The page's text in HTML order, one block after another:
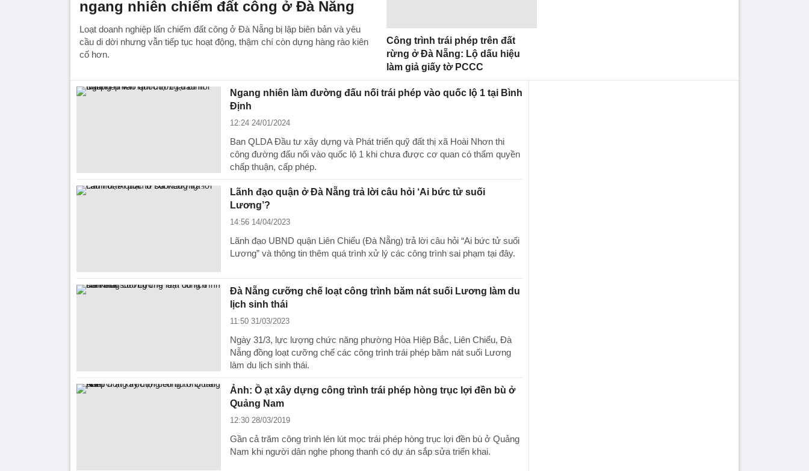
ngang nhiên chiếm đất công ở Đà Nẵng
Loạt doanh nghiệp lấn chiếm đất công ở Đà Nẵng bị lập biên bản và yêu
cầu di dời nhưng vẫn tiếp tục hoạt động, thậm chí còn dựng hàng rào kiên
cố hơn.
Công trình trái phép trên đất
rừng ở Đà Nẵng: Lộ dấu hiệu
làm giả giấy tờ PCCC
Ngang nhiên làm đường đấu nối trái phép vào quốc lộ 1 tại Bình
Định
12:24 24/01/2024
Ban QLDA Đầu tư xây dựng và Phát triển quỹ đất thị xã Hoài Nhơn thi
công đường đấu nối vào quốc lộ 1 khi chưa được cơ quan có thẩm quyền
chấp thuận, cấp phép.
Lãnh đạo quận ở Đà Nẵng trả lời câu hỏi ‘Ai bức tử suối
Lương’?
14:56 14/04/2023
Lãnh đạo UBND quận Liên Chiểu (Đà Nẵng) trả lời câu hỏi “Ai bức tử suối
Lương” và thông tin thêm quá trình xử lý các công trình sai phạm tại đây.
Đà Nẵng cưỡng chế loạt công trình băm nát suối Lương làm du
lịch sinh thái
11:50 31/03/2023
Ngày 31/3, lực lượng chức năng phường Hòa Hiệp Bắc, Liên Chiểu, Đà
Nẵng đồng loạt cưỡng chế các công trình trái phép băm nát suối Lương
làm du lịch sinh thái.
Ảnh: Ồ ạt xây dựng công trình trái phép hòng trục lợi đền bù ở
Quảng Nam
12:30 28/03/2019
Gần cả trăm công trình lén lút mọc trái phép hòng trục lợi đền bù ở Quảng
Nam khi người dân nghe phong thanh có dự án sắp sửa triển khai.